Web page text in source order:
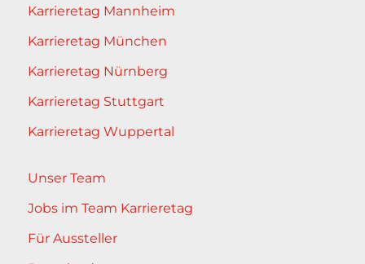
Karrieretag Mannheim
Karrieretag München
Karrieretag Nürnberg
Karrieretag Stuttgart
Karrieretag Wuppertal
Unser Team
Jobs im Team Karrieretag
Für Aussteller